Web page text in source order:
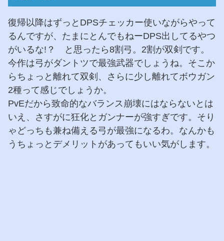
復帰以降はずっとDPSチェッカー使いながらやって
るんですが、たまにとんでもねーDPS出してるやつ
がいるな!？ と思ったら8割弓。2割が双剣です。
今作は弓がダントツで最強武器でしょうね。そこか
らちょっと離れて双剣、さらに少し離れてボウガン
2種って感じでしょうか。
PvEだから致命的なバランス崩壊にはならないとは
いえ、さすがに狂化とガンナーが強すぎです。そり
ゃどっちも兼ね備える弓が最強になるわ。なんかも
うちょっとデメリットがあってもいい気がします。